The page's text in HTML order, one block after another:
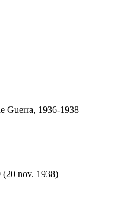
Guerra, 1936-1938
nov. 1938)